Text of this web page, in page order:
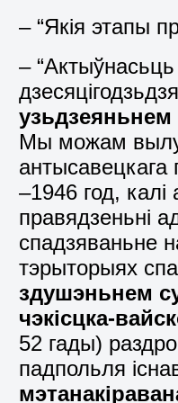
– “Якія этапы
–
Мы можам
–1946 год,
правядзеньні
спадзяваньне
тэрыторыях
здушэньнем
чэкісцка-
52 гады)
падпольля